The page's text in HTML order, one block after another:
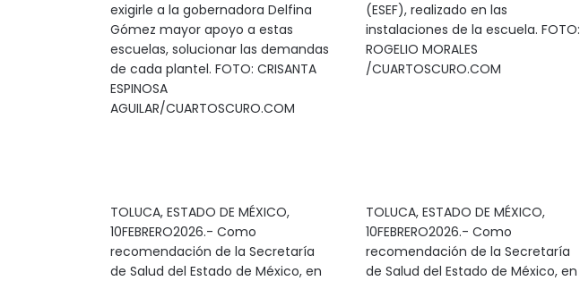
exigirle a la gobernadora Delfina
Gómez mayor apoyo a estas
escuelas, solucionar las demandas
de cada plantel. FOTO: CRISANTA
ESPINOSA
AGUILAR/CUARTOSCURO.COM
(ESEF), realizado en las
instalaciones de la escuela. FOTO:
ROGELIO MORALES
/CUARTOSCURO.COM
TOLUCA, ESTADO DE MÉXICO,
10FEBRERO2026.- Como
recomendación de la Secretaría
de Salud del Estado de México, en
TOLUCA, ESTADO DE MÉXICO,
10FEBRERO2026.- Como
recomendación de la Secretaría
de Salud del Estado de México, en